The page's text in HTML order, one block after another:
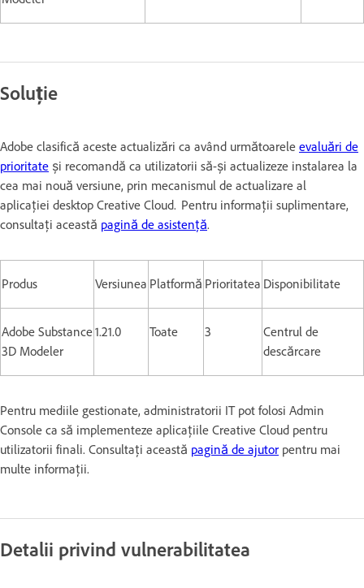
Soluție
Adobe clasifică aceste actualizări ca având următoarele evaluări de
prioritate și recomandă ca utilizatorii să-și actualizeze instalarea la
cea mai nouă versiune, prin mecanismul de actualizare al
aplicației desktop Creative Cloud. Pentru informații suplimentare,
consultați această pagină de asistență.
Produs Versiunea Platformă Prioritatea Disponibilitate
Adobe Substance
3D Modeler
1.21.0 Toate 3
Centrul de
descărcare
Pentru mediile gestionate, administratorii IT pot folosi Admin
Console ca să implementeze aplicațiile Creative Cloud pentru
utilizatorii finali. Consultați această pagină de ajutor pentru mai
multe informații.
Detalii privind vulnerabilitatea